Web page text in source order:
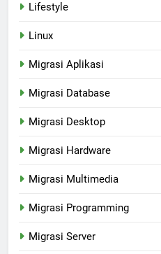
Lifestyle
Linux
Migrasi Aplikasi
Migrasi Database
Migrasi Desktop
Migrasi Hardware
Migrasi Multimedia
Migrasi Programming
Migrasi Server